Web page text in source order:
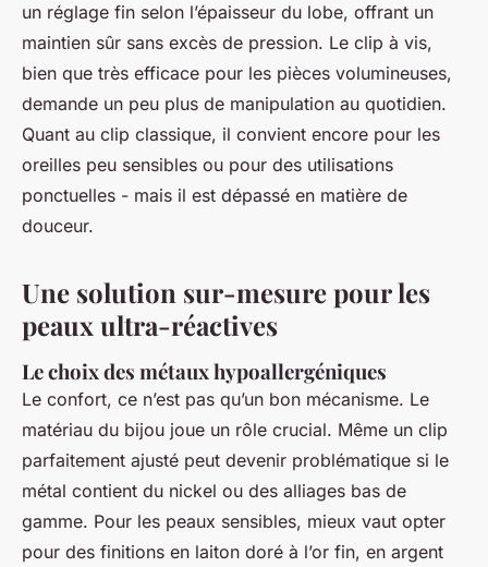
un réglage fin selon l’épaisseur du lobe, offrant un
maintien sûr sans excès de pression. Le clip à vis,
bien que très efficace pour les pièces volumineuses,
demande un peu plus de manipulation au quotidien.
Quant au clip classique, il convient encore pour les
oreilles peu sensibles ou pour des utilisations
ponctuelles - mais il est dépassé en matière de
douceur.
Une solution sur-mesure pour les
peaux ultra-réactives
Le choix des métaux hypoallergéniques
Le confort, ce n’est pas qu’un bon mécanisme. Le
matériau du bijou joue un rôle crucial. Même un clip
parfaitement ajusté peut devenir problématique si le
métal contient du nickel ou des alliages bas de
gamme. Pour les peaux sensibles, mieux vaut opter
pour des finitions en laiton doré à l’or fin, en argent